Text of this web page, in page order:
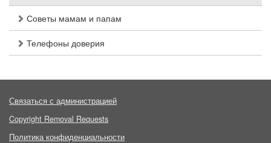
Советы мамам и папам
Телефоны доверия
Связаться с администрацией
Copyright Removal Requests
Политика конфиденциальности